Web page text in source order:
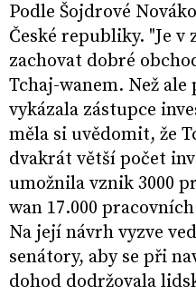
Podle Šojdrové
České republiky. "Je
zachovat dobré
Tchaj-wanem. Než
vykázala zástupce
měla si uvědomit, že
dvakrát větší počet
umožnila vznik 3000
wan 17.000
Na její návrh vyzve
senátory, aby se při
dohod dodržovala